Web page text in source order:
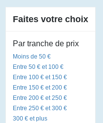
Faites votre choix
Par tranche de prix
Moins de 50 €
Entre 50 € et 100 €
Entre 100 € et 150 €
Entre 150 € et 200 €
Entre 200 € et 250 €
Entre 250 € et 300 €
300 € et plus